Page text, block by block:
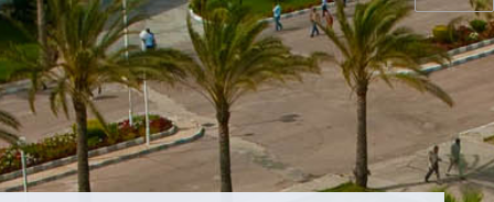
القبول والتسجيل
الدراسات الأكاديمية
طلبة الأكاديمية